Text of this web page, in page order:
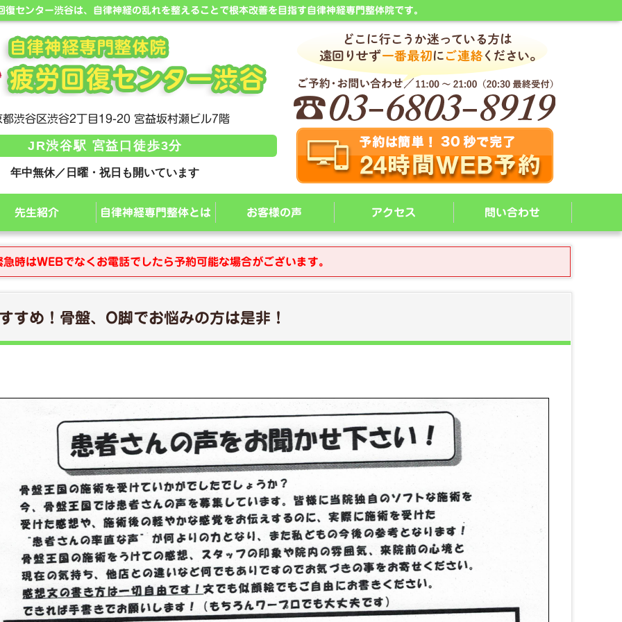
センター渋谷は、自律神経の乱れを整えることで根本改善を目指す自律神経専門整体院です。
都渋谷区渋谷2丁目19-20 宮益坂村瀬ビル7階
JR渋谷駅 宮益口徒歩3分
年中無休／日曜・祝日も開いています
先生紹介 自律神経専門整体とは お客様の声 アクセス 問い合わせ
時はWEBでなくお電話でしたら予約可能な場合がございます。
すめ！骨盤、O脚でお悩みの方は是非！